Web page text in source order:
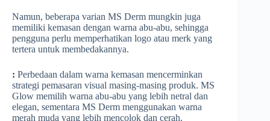
Namun, beberapa varian MS Derm mungkin juga
memiliki kemasan dengan warna abu-abu, sehingga
pengguna perlu memperhatikan logo atau merk yang
tertera untuk membedakannya.
: Perbedaan dalam warna kemasan mencerminkan
strategi pemasaran visual masing-masing produk. MS
Glow memilih warna abu-abu yang lebih netral dan
elegan, sementara MS Derm menggunakan warna
merah muda yang lebih mencolok dan cerah.